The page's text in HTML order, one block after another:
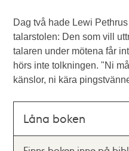
Dag två hade Lewi
talarstolen: Den som vill
talaren under mötena får
hörs inte tolkningen. "Ni
känslor, ni kära
Låna boken